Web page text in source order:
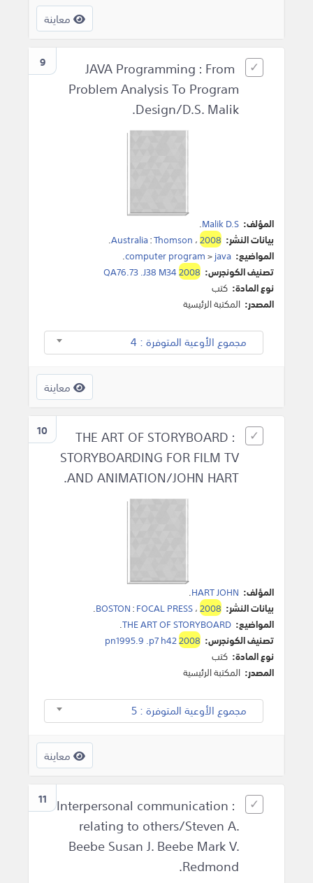
معاينة
9
JAVA Programming : From
Problem Analysis To Program
Design/D.S. Malik.
المؤلف: Malik D.S
.
بيانات النشر:
Australia:Thomson ،2008
.
المواضيع:
computer program>java
.
تصنيف الكونجرس:
QA76.73 .J38 M342008
نوع المادة: كتب
المصدر: المكتبة الرئيسية
مجموع الأوعية المتوفرة : 4
معاينة
10
THE ART OF STORYBOARD :
STORYBOARDING FOR FILM TV
AND ANIMATION/JOHN HART.
المؤلف: HART JOHN
.
بيانات النشر:
BOSTON:FOCAL PRESS،2008
.
المواضيع: THE ART OF STORYBOARD
.
تصنيف الكونجرس:
pn1995.9 .p7 h422008
نوع المادة: كتب
المصدر: المكتبة الرئيسية
مجموع الأوعية المتوفرة : 5
معاينة
11
Interpersonal communication :
relating to others/Steven A.
Beebe Susan J. Beebe Mark V.
Redmond.